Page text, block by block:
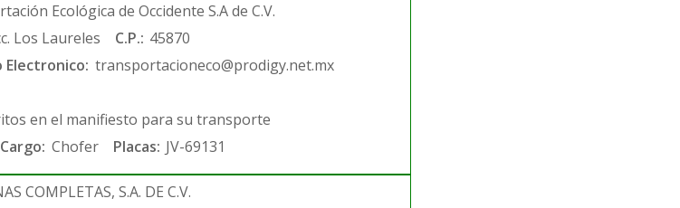
Ecológica de Occidente S.A de C.V.
Los Laureles C.P.: 45870
Electronico: transportacioneco@prodigy.net.mx
en el manifiesto para su transporte
Cargo: Chofer Placas: JV-69131
COMPLETAS, S.A. DE C.V.